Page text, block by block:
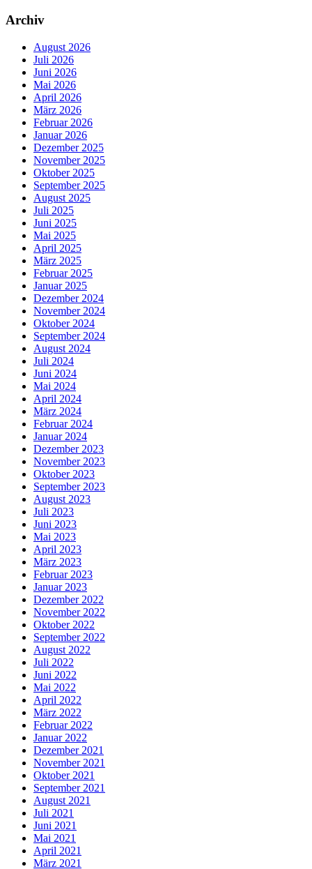
Archiv
August 2026
Juli 2026
Juni 2026
Mai 2026
April 2026
März 2026
Februar 2026
Januar 2026
Dezember 2025
November 2025
Oktober 2025
September 2025
August 2025
Juli 2025
Juni 2025
Mai 2025
April 2025
März 2025
Februar 2025
Januar 2025
Dezember 2024
November 2024
Oktober 2024
September 2024
August 2024
Juli 2024
Juni 2024
Mai 2024
April 2024
März 2024
Februar 2024
Januar 2024
Dezember 2023
November 2023
Oktober 2023
September 2023
August 2023
Juli 2023
Juni 2023
Mai 2023
April 2023
März 2023
Februar 2023
Januar 2023
Dezember 2022
November 2022
Oktober 2022
September 2022
August 2022
Juli 2022
Juni 2022
Mai 2022
April 2022
März 2022
Februar 2022
Januar 2022
Dezember 2021
November 2021
Oktober 2021
September 2021
August 2021
Juli 2021
Juni 2021
Mai 2021
April 2021
März 2021